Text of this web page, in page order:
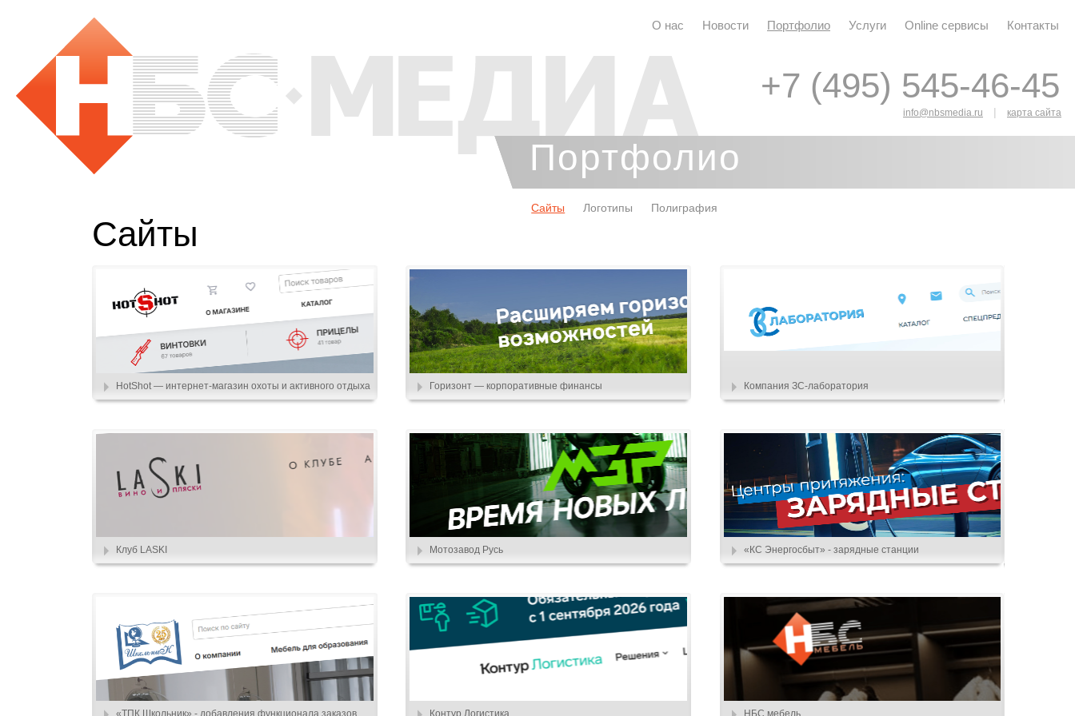
О нас Новости Портфолио Услуги Online сервисы Контакты
+7 (495) 545-46-45
+7 (495) 545-46-45
info@nbsmedia.ru | карта сайта
Портфолио
Сайты Логотипы Полиграфия
Сайты
HotShot — интернет-магазин охоты и активного отдыха Горизонт — корпоративные финансы Компания ЗС-лаборатория
Клуб LASKI Мотозавод Русь «КС Энергосбыт» - зарядные станции
«ТПК Школьник» - добавления функционала заказов Контур.Логистика НБС мебель